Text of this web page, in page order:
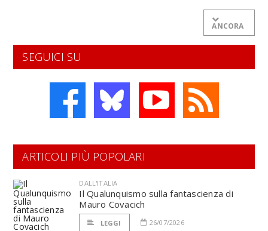
ANCORA
SEGUICI SU
ARTICOLI PIÙ POPOLARI
DALL'ITALIA
Il Qualunquismo sulla fantascienza di
Mauro Covacich
LEGGI 26/07/2026